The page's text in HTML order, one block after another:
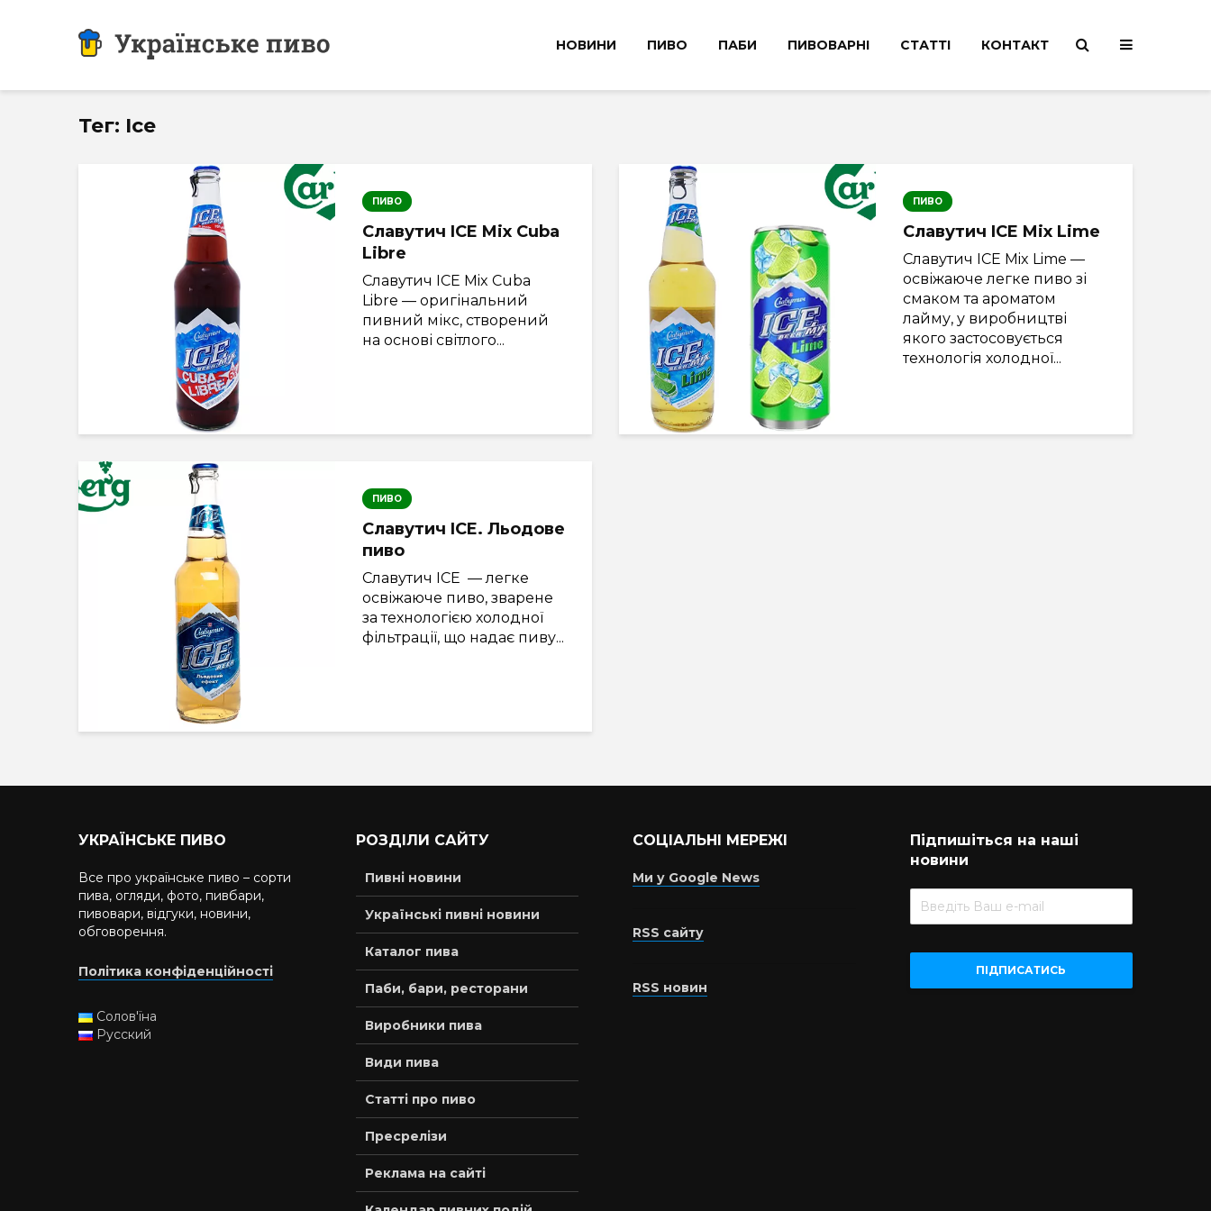
НОВИНИ ПИВО ПАБИ ПИВОВАРНІ СТАТТІ КОНТАКТ
Тег: Ice
ПИВО
Славутич ICE Mix Cuba
Libre
Славутич ICE Mix Cuba
Libre — оригінальний
пивний мікс, створений
на основі світлого...
ПИВО
Славутич ICE Mix Lime
Славутич ICE Mix Lime —
освіжаюче легке пиво зі
смаком та ароматом
лайму, у виробництві
якого застосовується
технологія холодної...
ПИВО
Славутич ICE. Льодове
пиво
Славутич ICE — легке
освіжаюче пиво, зварене
за технологією холодної
фільтрації, що надає пиву...
УКРАЇНСЬКЕ ПИВО
Все про українське пиво – сорти
пива, огляди, фото, пивбари,
пивовари, відгуки, новини,
обговорення.
Політика конфіденційності
Солов'їна
Русский
РОЗДІЛИ САЙТУ
Пивні новини
Українські пивні новини
Каталог пива
Паби, бари, ресторани
Виробники пива
Види пива
Статті про пиво
Пресрелізи
Реклама на сайті
СОЦІАЛЬНІ МЕРЕЖІ
Ми у Google News
RSS сайту
RSS новин
Підпишіться на наші
новини